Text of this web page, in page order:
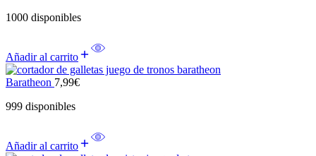
1000 disponibles
Añadir al carrito
Baratheon 7,99€
999 disponibles
Añadir al carrito